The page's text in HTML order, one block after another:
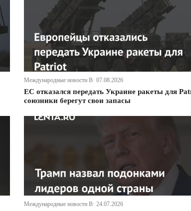
Международные новости В· 07.08.2026
ЕС отказался передать Украине ракеты для
союзники берегут свои запасы
Международные новости В· 24.07.2026